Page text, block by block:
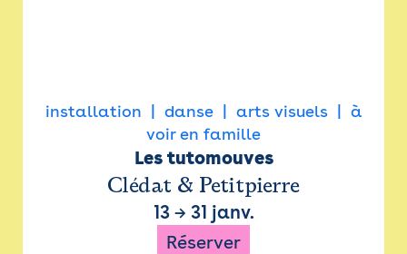
installation danse arts visuels
à
voir en famille
Les tutomouves
Clédat & Petitpierre
13→ 31 janv.
Réserver